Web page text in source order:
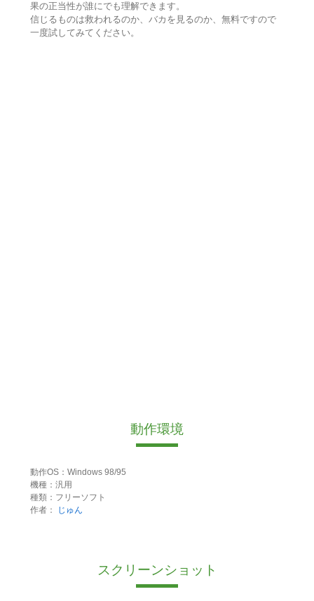
果の正当性が誰にでも理解できます。
信じるものは救われるのか、バカを見るのか、無料ですので
一度試してみてください。
動作環境
動作OS：Windows 98/95
機種：汎用
種類：フリーソフト
作者：
じゅん
スクリーンショット